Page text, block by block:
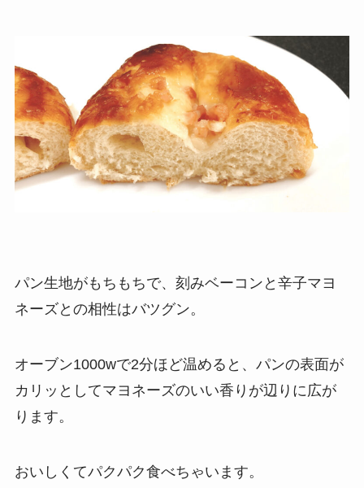
パン生地がもちもちで、刻みベーコンと辛子マヨ
ネーズとの相性はバツグン。
オーブン1000wで2分ほど温めると、パンの表面が
カリッとしてマヨネーズのいい香りが辺りに広が
ります。
おいしくてパクパク食べちゃいます。